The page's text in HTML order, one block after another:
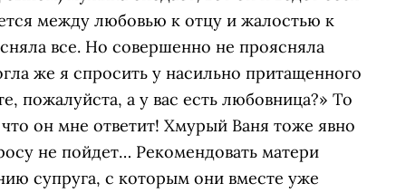
между любовью к отцу и жалостью к
все. Но совершенно не проясняла
же я спросить у насильно притащенного
пожалуйста, а у вас есть любовница?» То
он мне ответит! Хмурый Ваня тоже явно
не пойдет… Рекомендовать матери
супруга, с которым они вместе уже